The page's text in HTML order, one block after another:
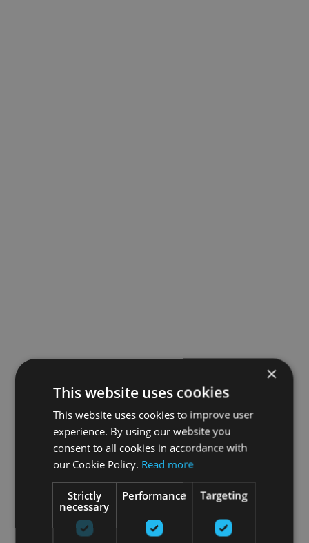
×
This website uses cookies
This website uses cookies to improve user
experience. By using our website you
consent to all cookies in accordance with
our Cookie Policy. Read more
Strictly
necessary
Performance Targeting